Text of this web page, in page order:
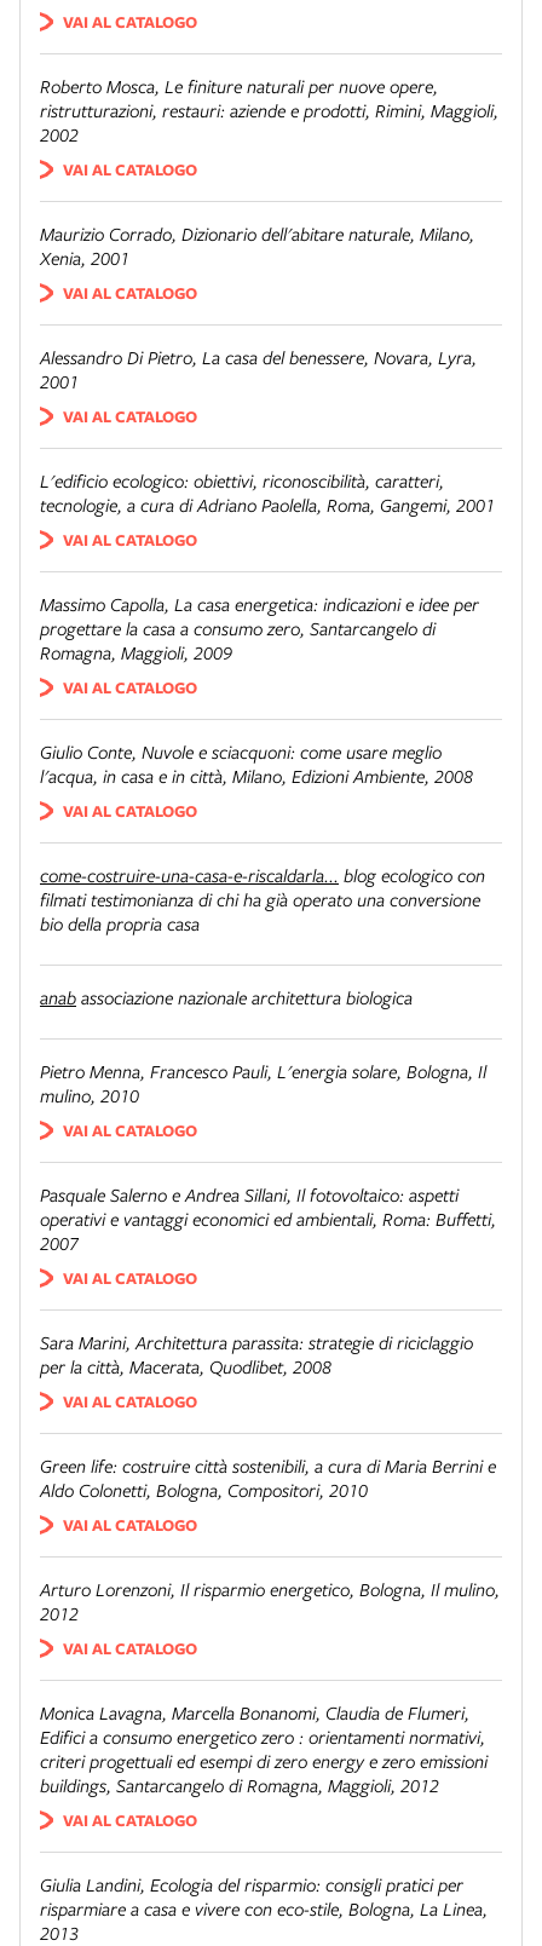
VAI AL CATALOGO
Roberto Mosca, Le finiture naturali per nuove opere,
ristrutturazioni, restauri: aziende e prodotti, Rimini, Maggioli,
2002
VAI AL CATALOGO
Maurizio Corrado, Dizionario dell'abitare naturale, Milano,
Xenia, 2001
VAI AL CATALOGO
Alessandro Di Pietro, La casa del benessere, Novara, Lyra,
2001
VAI AL CATALOGO
L'edificio ecologico: obiettivi, riconoscibilità, caratteri,
tecnologie, a cura di Adriano Paolella, Roma, Gangemi, 2001
VAI AL CATALOGO
Massimo Capolla, La casa energetica: indicazioni e idee per
progettare la casa a consumo zero, Santarcangelo di
Romagna, Maggioli, 2009
VAI AL CATALOGO
Giulio Conte, Nuvole e sciacquoni: come usare meglio
l'acqua, in casa e in città, Milano, Edizioni Ambiente, 2008
VAI AL CATALOGO
come-costruire-una-casa-e-riscaldarla... blog ecologico con
filmati testimonianza di chi ha già operato una conversione
bio della propria casa
anab associazione nazionale architettura biologica
Pietro Menna, Francesco Pauli, L'energia solare, Bologna, Il
mulino, 2010
VAI AL CATALOGO
Pasquale Salerno e Andrea Sillani, Il fotovoltaico: aspetti
operativi e vantaggi economici ed ambientali, Roma: Buffetti,
2007
VAI AL CATALOGO
Sara Marini,Architettura parassita: strategie di riciclaggio
per la città, Macerata, Quodlibet, 2008
VAI AL CATALOGO
Green life: costruire città sostenibili, a cura di Maria Berrini e
Aldo Colonetti, Bologna, Compositori, 2010
VAI AL CATALOGO
Arturo Lorenzoni, Il risparmio energetico, Bologna, Il mulino,
2012
VAI AL CATALOGO
Monica Lavagna, Marcella Bonanomi, Claudia de Flumeri,
Edifici a consumo energetico zero : orientamenti normativi,
criteri progettuali ed esempi di zero energy e zero emissioni
buildings, Santarcangelo di Romagna, Maggioli, 2012
VAI AL CATALOGO
Giulia Landini, Ecologia del risparmio: consigli pratici per
risparmiare a casa e vivere con eco-stile, Bologna, La Linea,
2013